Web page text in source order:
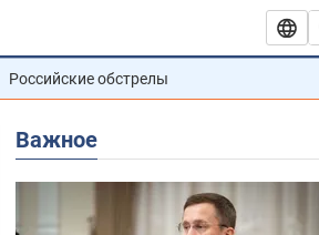
Российские обстрелы
Важное